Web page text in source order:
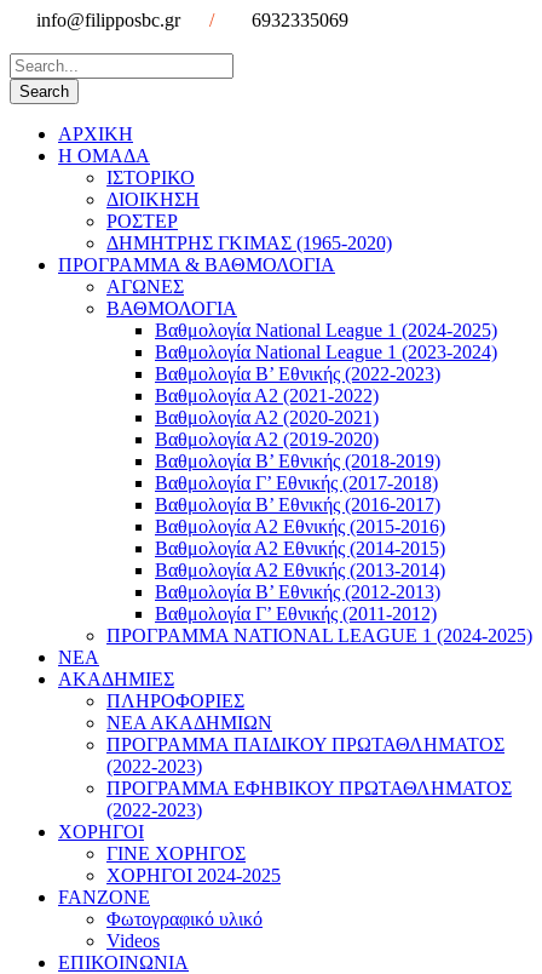
info@filipposbc.gr / 6932335069
ΑΡΧΙΚΗ
Η ΟΜΑΔΑ
ΙΣΤΟΡΙΚΟ
ΔΙΟΙΚΗΣΗ
ΡΟΣΤΕΡ
ΔΗΜΗΤΡΗΣ ΓΚΙΜΑΣ (1965-2020)
ΠΡΟΓΡΑΜΜΑ & ΒΑΘΜΟΛΟΓΙΑ
ΑΓΩΝΕΣ
ΒΑΘΜΟΛΟΓΙΑ
Βαθμολογία National League 1 (2024-2025)
Βαθμολογία National League 1 (2023-2024)
Βαθμολογία Β’ Εθνικής (2022-2023)
Βαθμολογία Α2 (2021-2022)
Βαθμολογία Α2 (2020-2021)
Βαθμολογία Α2 (2019-2020)
Βαθμολογία B’ Εθνικής (2018-2019)
Βαθμολογία Γ’ Εθνικής (2017-2018)
Βαθμολογία Β’ Εθνικής (2016-2017)
Βαθμολογία Α2 Εθνικής (2015-2016)
Βαθμολογία Α2 Εθνικής (2014-2015)
Βαθμολογία Α2 Εθνικής (2013-2014)
Βαθμολογία Β’ Εθνικής (2012-2013)
Βαθμολογία Γ’ Εθνικής (2011-2012)
ΠΡΟΓΡΑΜΜΑ NATIONAL LEAGUE 1 (2024-2025)
ΝΕΑ
ΑΚΑΔΗΜΙΕΣ
ΠΛΗΡΟΦΟΡΙΕΣ
ΝΕΑ ΑΚΑΔΗΜΙΩΝ
ΠΡΟΓΡΑΜΜΑ ΠΑΙΔΙΚΟΥ ΠΡΩΤΑΘΛΗΜΑΤΟΣ
(2022-2023)
ΠΡΟΓΡΑΜΜΑ ΕΦΗΒΙΚΟΥ ΠΡΩΤΑΘΛΗΜΑΤΟΣ
(2022-2023)
ΧΟΡΗΓΟΙ
ΓΙΝΕ ΧΟΡΗΓΟΣ
ΧΟΡΗΓΟΙ 2024-2025
FANZONE
Φωτογραφικό υλικό
Videos
ΕΠΙΚΟΙΝΩΝΙΑ